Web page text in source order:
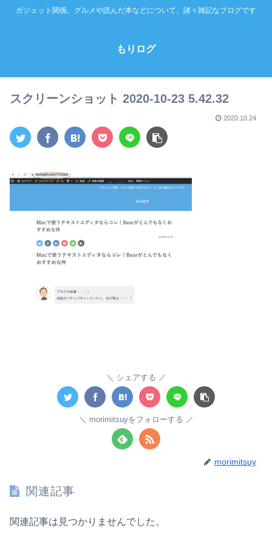
ガジェット関係、グルメや読んだ本などについて、諸々雑記なブログです
もりログ
スクリーンショット 2020-10-23 5.42.32
2020.10.24
シェアする
morimitsuyをフォローする
morimitsuy
関連記事
関連記事は見つかりませんでした。